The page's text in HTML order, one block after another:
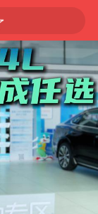
“China Cool”火了，老外爱上中国避暑游
由烟头引起
市民书》
中国父女泰国骑摩托车坠崖1死1伤
吗
05:50